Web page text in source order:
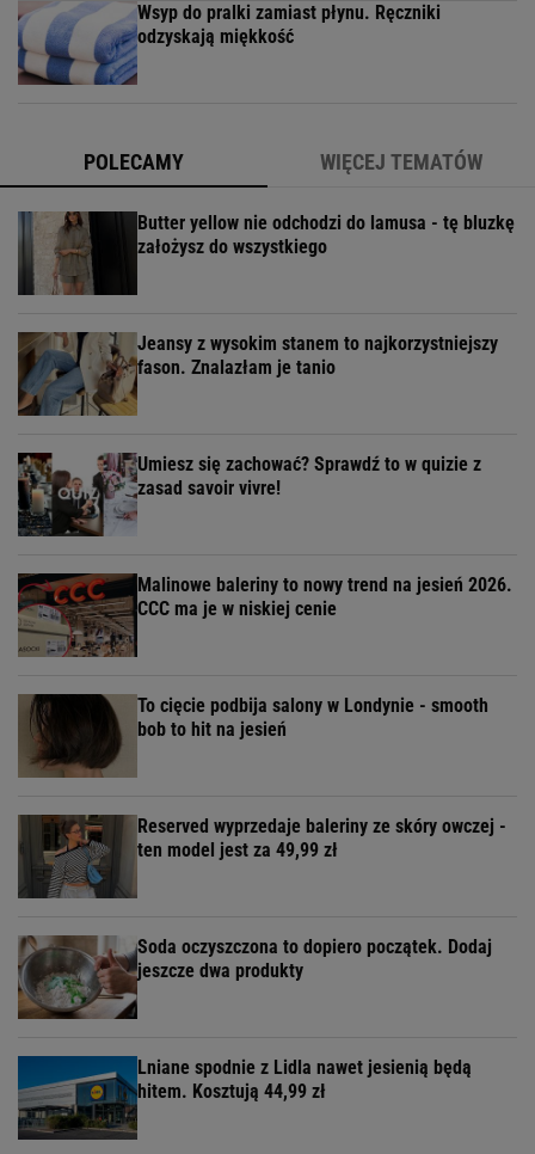
Wsyp do pralki zamiast płynu. Ręczniki
odzyskają miękkość
POLECAMY WIĘCEJ TEMATÓW
Butter yellow nie odchodzi do lamusa - tę bluzkę
założysz do wszystkiego
Jeansy z wysokim stanem to najkorzystniejszy
fason. Znalazłam je tanio
Umiesz się zachować? Sprawdź to w quizie z
zasad savoir vivre!
Malinowe baleriny to nowy trend na jesień 2026.
CCC ma je w niskiej cenie
To cięcie podbija salony w Londynie - smooth
bob to hit na jesień
Reserved wyprzedaje baleriny ze skóry owczej -
ten model jest za 49,99 zł
Soda oczyszczona to dopiero początek. Dodaj
jeszcze dwa produkty
Lniane spodnie z Lidla nawet jesienią będą
hitem. Kosztują 44,99 zł